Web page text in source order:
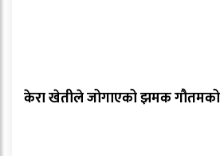
केरा खेतीले जोगाएको झमक गौतमको